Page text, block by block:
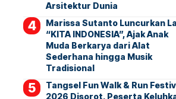
Arsitektur Dunia
Marissa Sutanto Luncurkan
“KITA INDONESIA”, Ajak Anak
Muda Berkarya dari Alat
Sederhana hingga Musik
Tradisional
Tangsel Fun Walk & Run
2026 Disorot, Peserta